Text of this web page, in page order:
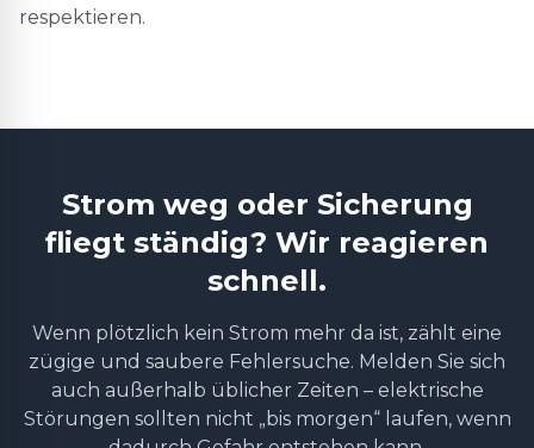
respektieren.
Strom weg oder Sicherung
fliegt ständig? Wir reagieren
schnell.
Wenn plötzlich kein Strom mehr da ist, zählt eine
zügige und saubere Fehlersuche. Melden Sie sich
auch außerhalb üblicher Zeiten – elektrische
Störungen sollten nicht „bis morgen“ laufen, wenn